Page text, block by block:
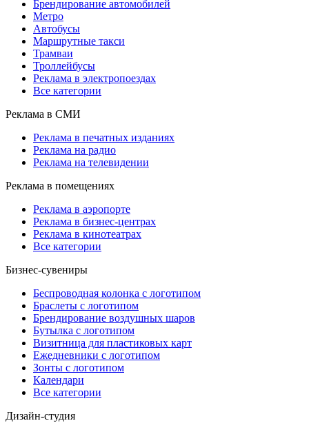
Брендирование автомобилей
Метро
Автобусы
Маршрутные такси
Трамваи
Троллейбусы
Реклама в электропоездах
Все категории
Реклама в СМИ
Реклама в печатных изданиях
Реклама на радио
Реклама на телевидении
Реклама в помещениях
Реклама в аэропорте
Реклама в бизнес-центрах
Реклама в кинотеатрах
Все категории
Бизнес-сувениры
Беспроводная колонка с логотипом
Браслеты с логотипом
Брендирование воздушных шаров
Бутылка с логотипом
Визитница для пластиковых карт
Ежедневники с логотипом
Зонты с логотипом
Календари
Все категории
Дизайн-студия